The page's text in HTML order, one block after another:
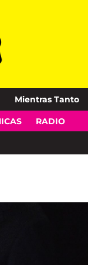
Mientras Tanto
RADIO